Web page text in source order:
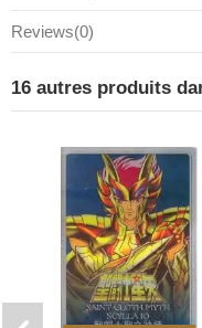
Reviews(0)
16 autres produits